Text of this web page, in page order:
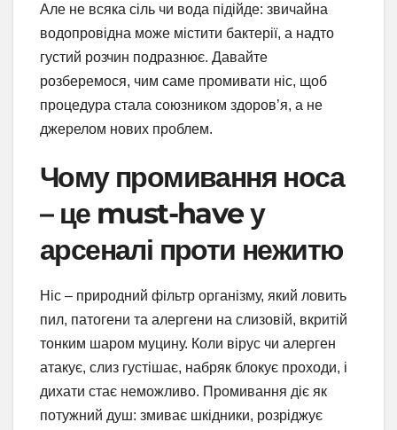
Але не всяка сіль чи вода підійде: звичайна
водопровідна може містити бактерії, а надто
густий розчин подразнює. Давайте
розберемося, чим саме промивати ніс, щоб
процедура стала союзником здоров’я, а не
джерелом нових проблем.
Чому промивання носа
– це must-have у
арсеналі проти нежитю
Ніс – природний фільтр організму, який ловить
пил, патогени та алергени на слизовій, вкритій
тонким шаром муцину. Коли вірус чи алерген
атакує, слиз густішає, набряк блокує проходи, і
дихати стає неможливо. Промивання діє як
потужний душ: змиває шкідники, розріджує